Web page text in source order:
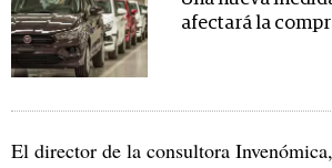
afectará la
El director de la consultora